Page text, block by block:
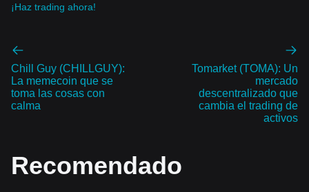
¡Haz trading ahora!
Chill Guy (CHILLGUY):
La memecoin que se
toma las cosas con
calma
Tomarket (TOMA): Un
mercado
descentralizado que
cambia el trading de
activos
Recomendado